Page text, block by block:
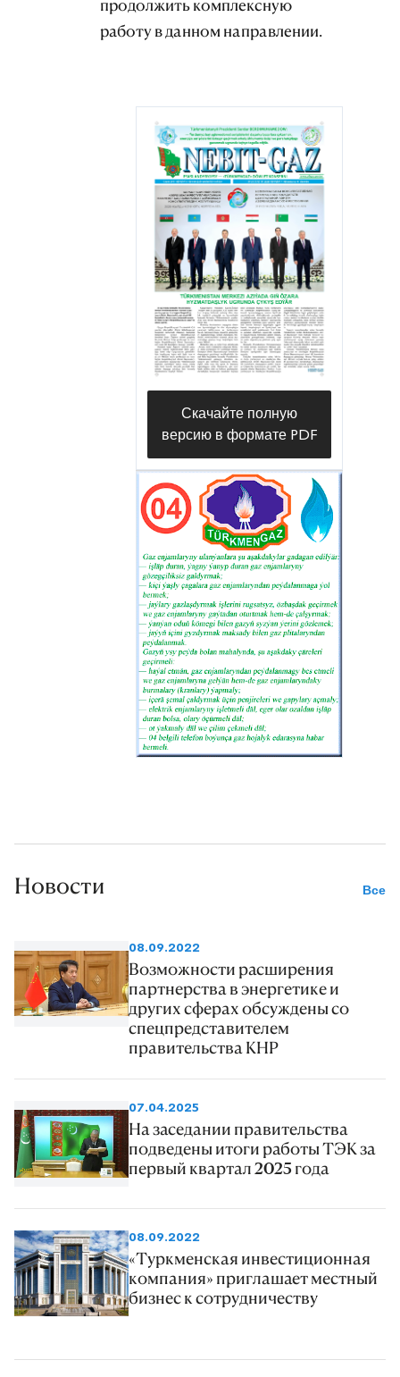
продолжить комплексную
работу в данном направлении.
Скачайте полную
версию в формате PDF
Новости Все
08.09.2022
Возможности расширения
партнерства в энергетике и
других сферах обсуждены со
спецпредставителем
правительства КНР
07.04.2025
На заседании правительства
подведены итоги работы ТЭК за
первый квартал 2025 года
08.09.2022
«Туркменская инвестиционная
компания» приглашает местный
бизнес к сотрудничеству